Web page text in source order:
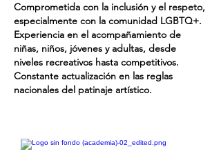
Comprometida con la inclusión y el respeto,
especialmente con la comunidad LGBTQ+.
Experiencia en el acompañamiento de
niñas, niños, jóvenes y adultas, desde
niveles recreativos hasta competitivos.
Constante actualización en las reglas
nacionales del patinaje artístico.